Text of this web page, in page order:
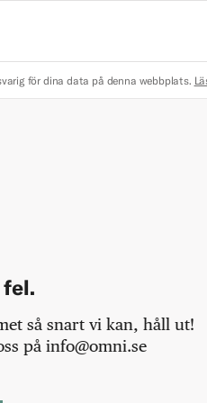
för dina data på denna webbplats.
så snart vi kan, håll ut!
på info@omni.se